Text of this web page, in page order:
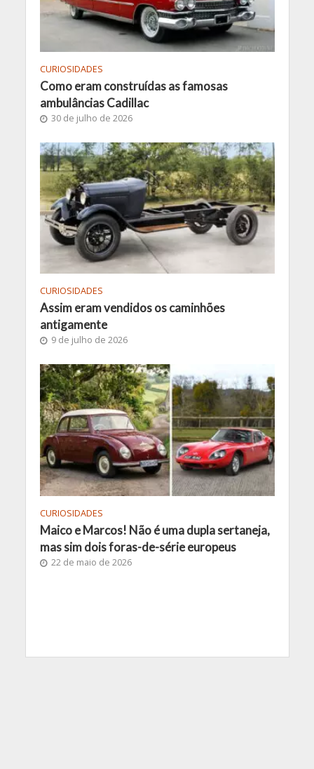
CURIOSIDADES
Como eram construídas as famosas
ambulâncias Cadillac
30 de julho de 2026
CURIOSIDADES
Assim eram vendidos os caminhões
antigamente
9 de julho de 2026
CURIOSIDADES
Maico e Marcos! Não é uma dupla sertaneja,
mas sim dois foras-de-série europeus
22 de maio de 2026